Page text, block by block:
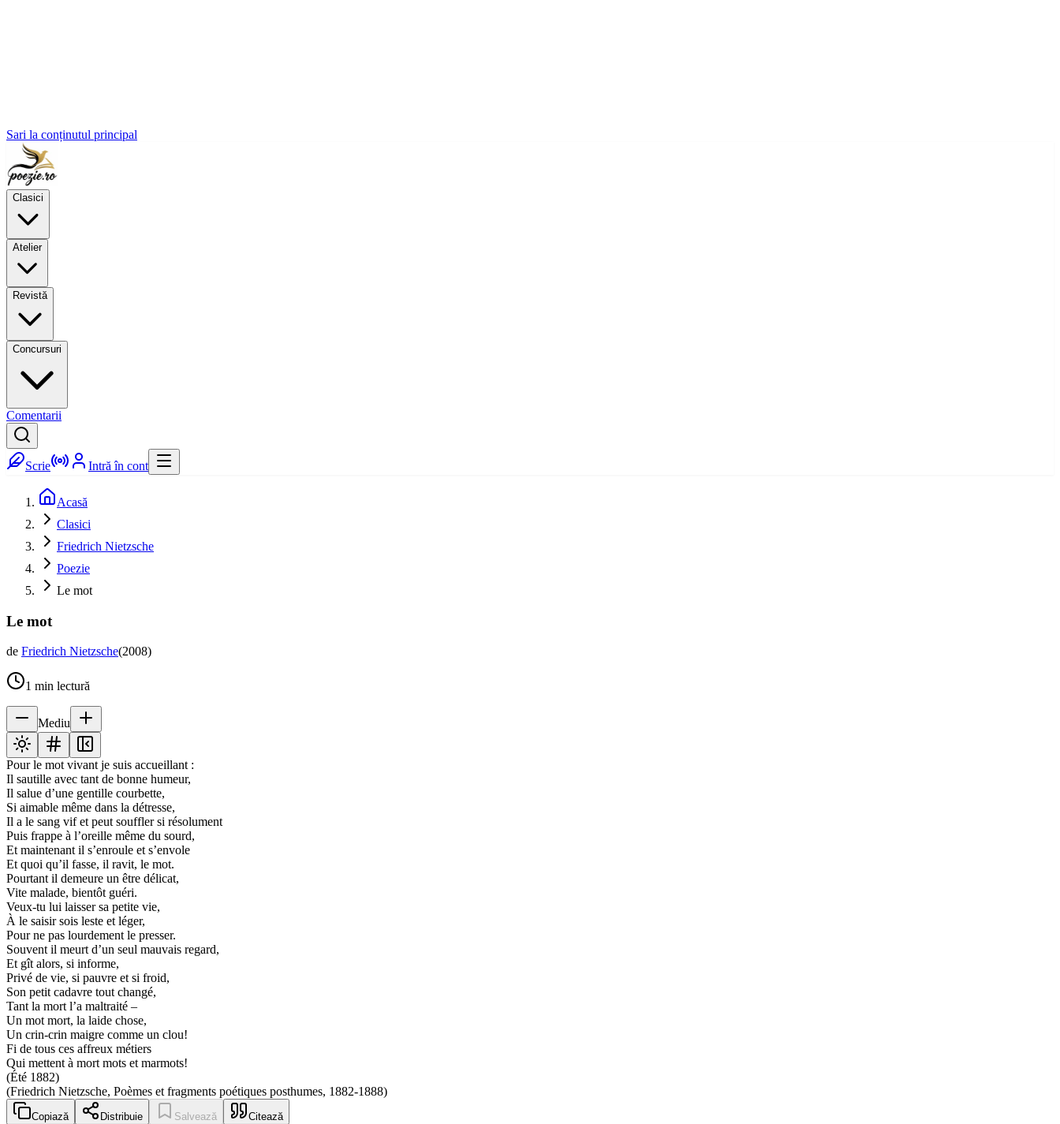
Sari la conținutul principal
Clasici
Atelier
Revistă
Concursuri
Comentarii
Scrie Intră în cont
Acasă
Clasici
Friedrich Nietzsche
Poezie
Le mot
Le mot
de Friedrich Nietzsche(2008)
1 min lectură
Mediu
Pour le mot vivant je suis accueillant :
Il sautille avec tant de bonne humeur,
Il salue d’une gentille courbette,
Si aimable même dans la détresse,
Il a le sang vif et peut souffler si résolument
Puis frappe à l’oreille même du sourd,
Et maintenant il s’enroule et s’envole
Et quoi qu’il fasse, il ravit, le mot.
Pourtant il demeure un être délicat,
Vite malade, bientôt guéri.
Veux-tu lui laisser sa petite vie,
À le saisir sois leste et léger,
Pour ne pas lourdement le presser.
Souvent il meurt d’un seul mauvais regard,
Et gît alors, si informe,
Privé de vie, si pauvre et si froid,
Son petit cadavre tout changé,
Tant la mort l’a maltraité –
Un mot mort, la laide chose,
Un crin-crin maigre comme un clou!
Fi de tous ces affreux métiers
Qui mettent à mort mots et marmots!
(Été 1882)
(Friedrich Nietzsche, Poèmes et fragments poétiques posthumes, 1882-1888)
Copiază Distribuie Salvează Citează